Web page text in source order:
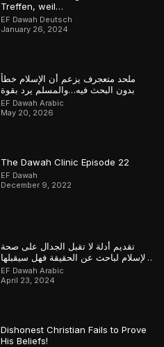
Treffen, weil…
EF Dawah Deutsch
January 26, 2024
ملحد متعجرف يزعم أن الإسلام خطأ
بدون البحث فيه…والمسلم يرد بقوة
EF Dawah Arabic
May 20, 2026
The Dawah Clinic Episode 22
EF Dawah
December 9, 2022
تقديم أدلة لا تقبل الجدال على صحة
الإسلام لباحث عن الحقيقة فهل سيقبلها
أم سيماطل؟
EF Dawah Arabic
April 23, 2024
Dishonest Christian Fails to Prove
His Beliefs!